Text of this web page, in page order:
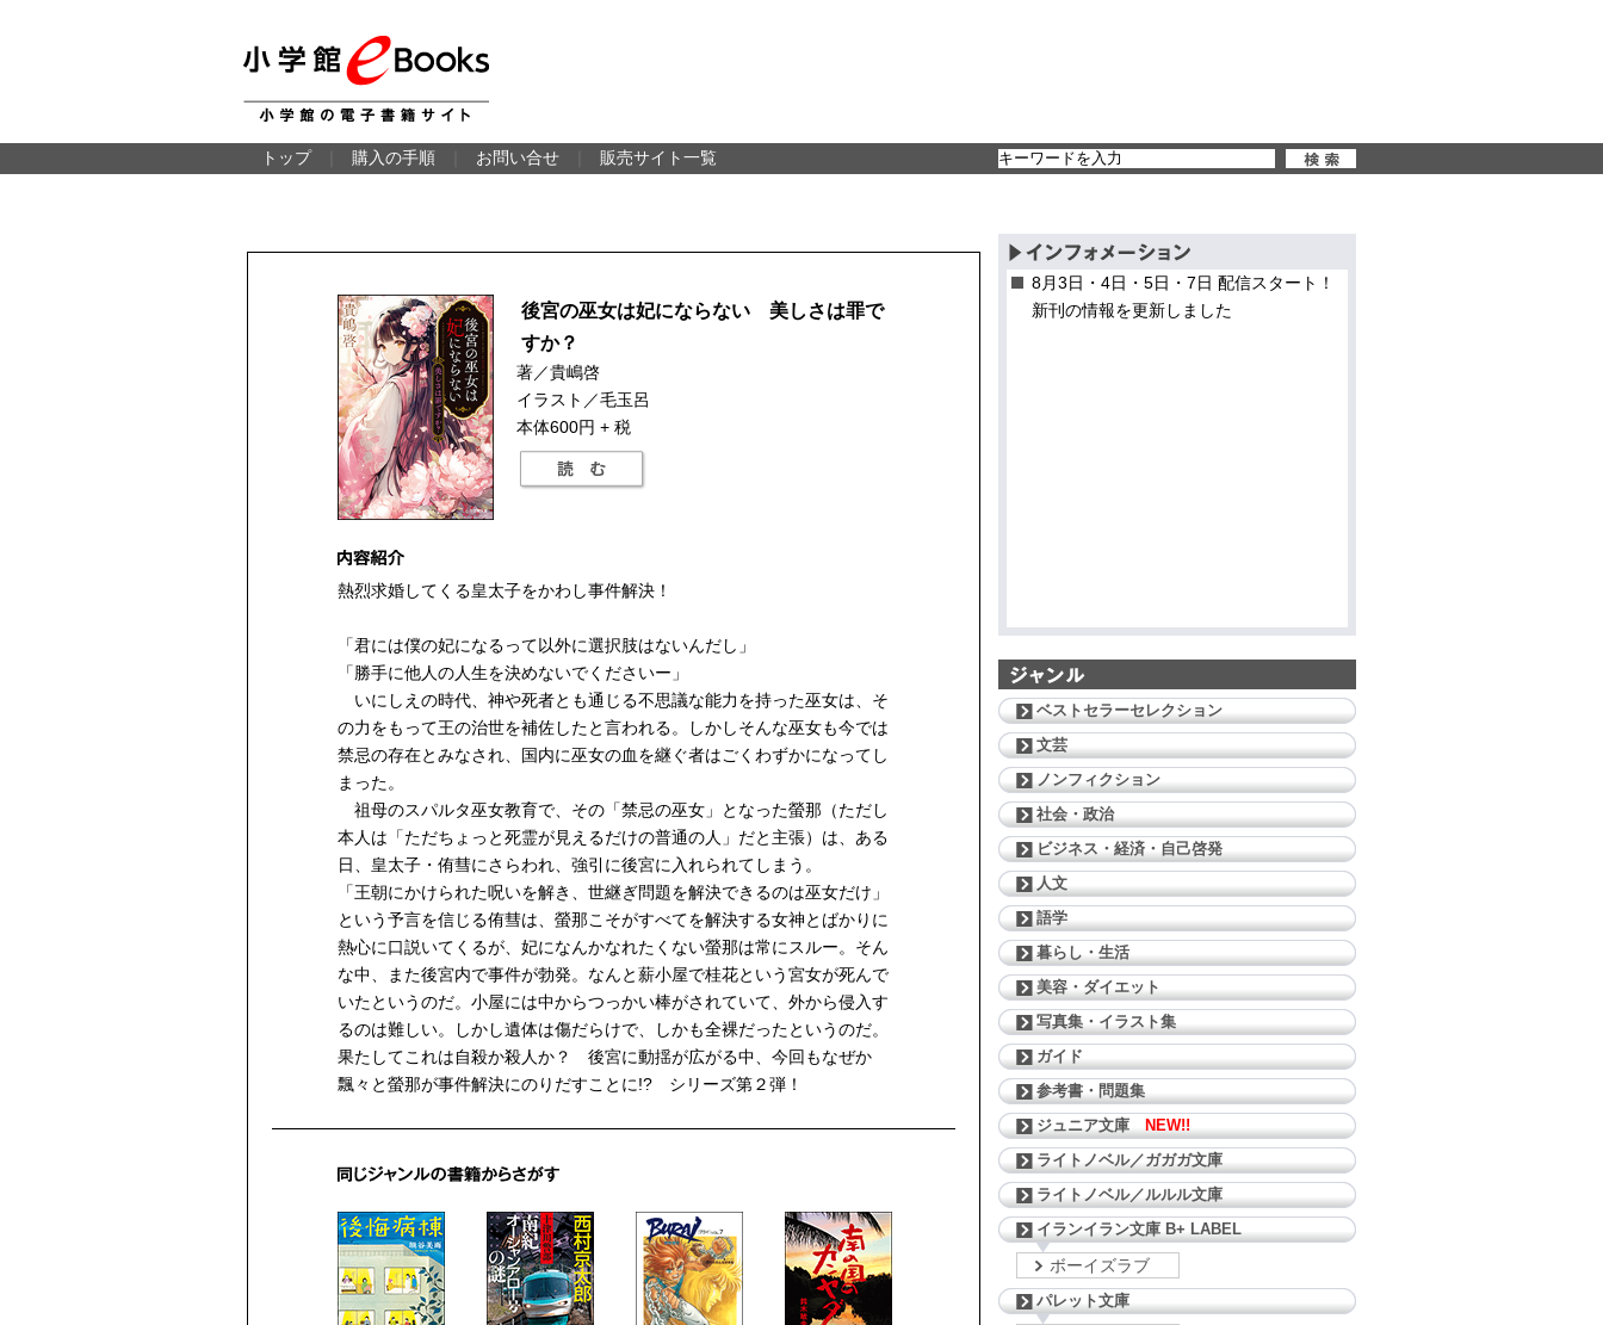
トップ 購入の手順 お問い合せ 販売サイト一覧
後宮の巫女は妃にならない 美しさは罪で
すか？
著／貴嶋啓
イラスト／毛玉呂
本体600円 + 税
熱烈求婚してくる皇太子をかわし事件解決！
「君には僕の妃になるって以外に選択肢はないんだし」
「勝手に他人の人生を決めないでくださいー」
いにしえの時代、神や死者とも通じる不思議な能力を持った巫女は、そ
の力をもって王の治世を補佐したと言われる。しかしそんな巫女も今では
禁忌の存在とみなされ、国内に巫女の血を継ぐ者はごくわずかになってし
まった。
祖母のスパルタ巫女教育で、その「禁忌の巫女」となった螢那（ただし
本人は「ただちょっと死霊が見えるだけの普通の人」だと主張）は、ある
日、皇太子・侑彗にさらわれ、強引に後宮に入れられてしまう。
「王朝にかけられた呪いを解き、世継ぎ問題を解決できるのは巫女だけ」
という予言を信じる侑彗は、螢那こそがすべてを解決する女神とばかりに
熱心に口説いてくるが、妃になんかなれたくない螢那は常にスルー。そん
な中、また後宮内で事件が勃発。なんと薪小屋で桂花という宮女が死んで
いたというのだ。小屋には中からつっかい棒がされていて、外から侵入す
るのは難しい。しかし遺体は傷だらけで、しかも全裸だったというのだ。
果たしてこれは自殺か殺人か？ 後宮に動揺が広がる中、今回もなぜか
飄々と螢那が事件解決にのりだすことに!? シリーズ第２弾！
8月3日・4日・5日・7日 配信スタート！
新刊の情報を更新しました
ベストセラーセレクション
文芸
ノンフィクション
社会・政治
ビジネス・経済・自己啓発
人文
語学
暮らし・生活
美容・ダイエット
写真集・イラスト集
ガイド
参考書・問題集
ジュニア文庫
NEW!!
ライトノベル／ガガガ文庫
ライトノベル／ルルル文庫
イランイラン文庫 B+ LABEL
ボーイズラブ
パレット文庫